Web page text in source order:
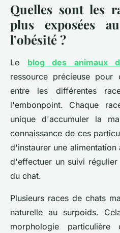
Quelles sont les
plus exposées
l’obésité ?
Le blog des animaux
ressource précieuse pour
entre les différentes
l'embonpoint. Chaque
unique d'accumuler la
connaissance de ces
d'instaurer une
d'effectuer un suivi
du chat.
Plusieurs races de chats
naturelle au surpoids.
morphologie